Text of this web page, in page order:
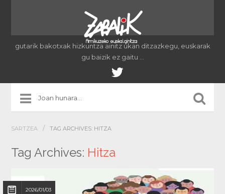
gutarik bakotxak hizkuntza ainitz ukan ditzazkegu, euskarak
gu baizik ez gaitu …
SARTZEA / TAG ARCHIVES: HITZA
Tag Archives: Hitza
2026/01/03